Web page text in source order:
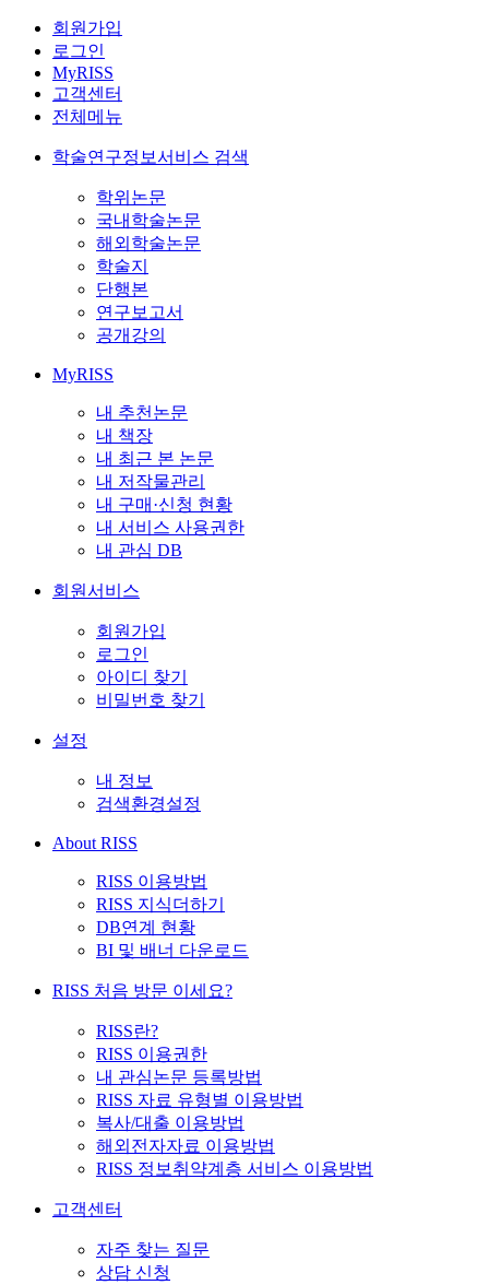
회원가입
로그인
MyRISS
고객센터
전체메뉴
학술연구정보서비스 검색
학위논문
국내학술논문
해외학술논문
학술지
단행본
연구보고서
공개강의
MyRISS
내 추천논문
내 책장
내 최근 본 논문
내 저작물관리
내 구매·신청 현황
내 서비스 사용권한
내 관심 DB
회원서비스
회원가입
로그인
아이디 찾기
비밀번호 찾기
설정
내 정보
검색환경설정
About RISS
RISS 이용방법
RISS 지식더하기
DB연계 현황
BI 및 배너 다운로드
RISS 처음 방문 이세요?
RISS란?
RISS 이용권한
내 관심논문 등록방법
RISS 자료 유형별 이용방법
복사/대출 이용방법
해외전자자료 이용방법
RISS 정보취약계층 서비스 이용방법
고객센터
자주 찾는 질문
상담 신청